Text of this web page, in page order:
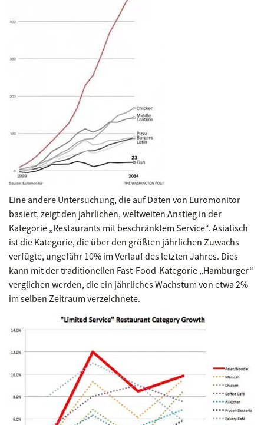
Eine andere Untersuchung, die auf Daten von Euromonitor
basiert, zeigt den jährlichen, weltweiten Anstieg in der
Kategorie „Restaurants mit beschränktem Service“. Asiatisch
ist die Kategorie, die über den größten jährlichen Zuwachs
verfügte, ungefähr 10% im Verlauf des letzten Jahres. Dies
kann mit der traditionellen Fast-Food-Kategorie „Hamburger“
verglichen werden, die ein jährliches Wachstum von etwa 2%
im selben Zeitraum verzeichnete.